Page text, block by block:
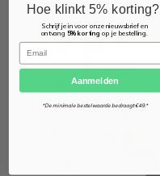
Hoe klinkt 5% korting?
Schrijf je in voor onze nieuwsbrief en
ontvang 5% kortingop je bestelling.
Email
Aanmelden
*De minimale bestelwaarde bedraagt €49.*